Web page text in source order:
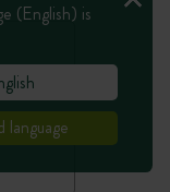
(English) is